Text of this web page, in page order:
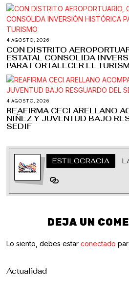
4 AGOSTO, 2026
CON DISTRITO
ESTATAL CONSOLIDA
PARA FORTALECER EL
4 AGOSTO, 2026
REAFIRMA CECI ARELLANO
NIÑEZ Y JUVENTUD BAJO
SEDIF
ESTILOCRACIA
DEJA UN
Lo siento, debes estarconectado
Actualidad